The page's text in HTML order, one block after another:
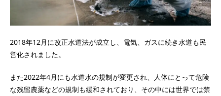
2018年12月に改正水道法が成立し、電気、ガスに続き水道も民
営化されました。
また2022年4月にも水道水の規制が変更され、人体にとって危険
な残留農薬などの規制も緩和されており、その中には世界では禁